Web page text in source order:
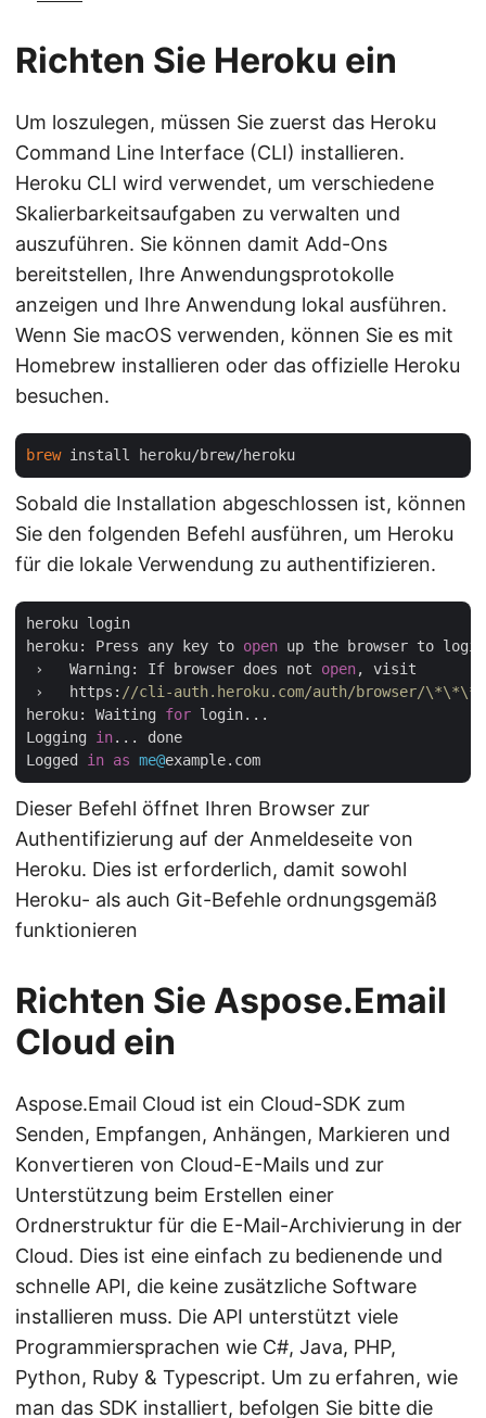
Richten Sie Heroku ein
Um loszulegen, müssen Sie zuerst das Heroku
Command Line Interface (CLI) installieren.
Heroku CLI wird verwendet, um verschiedene
Skalierbarkeitsaufgaben zu verwalten und
auszuführen. Sie können damit Add-Ons
bereitstellen, Ihre Anwendungsprotokolle
anzeigen und Ihre Anwendung lokal ausführen.
Wenn Sie macOS verwenden, können Sie es mit
Homebrew installieren oder das offizielle Heroku
besuchen.
brew
Sobald die Installation abgeschlossen ist, können
Sie den folgenden Befehl ausführen, um Heroku
für die lokale Verwendung zu authentifizieren.
heroku login
heroku: Press any key to open up the browser to
›   Warning: If browser does not open, visit
›   https: //cli-auth.heroku.com/auth/browser/\*\*\*
heroku: Waiting for login...
Logging in... done
Logged in as me@
Dieser Befehl öffnet Ihren Browser zur
Authentifizierung auf der Anmeldeseite von
Heroku. Dies ist erforderlich, damit sowohl
Heroku- als auch Git-Befehle ordnungsgemäß
funktionieren
Richten Sie Aspose.Email
Cloud ein
Aspose.Email Cloud ist ein Cloud-SDK zum
Senden, Empfangen, Anhängen, Markieren und
Konvertieren von Cloud-E-Mails und zur
Unterstützung beim Erstellen einer
Ordnerstruktur für die E-Mail-Archivierung in der
Cloud. Dies ist eine einfach zu bedienende und
schnelle API, die keine zusätzliche Software
installieren muss. Die API unterstützt viele
Programmiersprachen wie C#, Java, PHP,
Python, Ruby & Typescript. Um zu erfahren, wie
man das SDK installiert, befolgen Sie bitte die